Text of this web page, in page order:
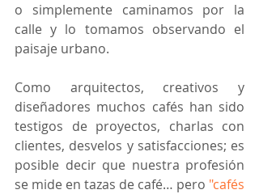
o simplemente caminamos por la
calle y lo tomamos observando el
paisaje urbano.
Como arquitectos, creativos y
diseñadores muchos cafés han sido
testigos de proyectos, charlas con
clientes, desvelos y satisfacciones; es
posible decir que nuestra profesión
se mide en tazas de café… pero "cafés